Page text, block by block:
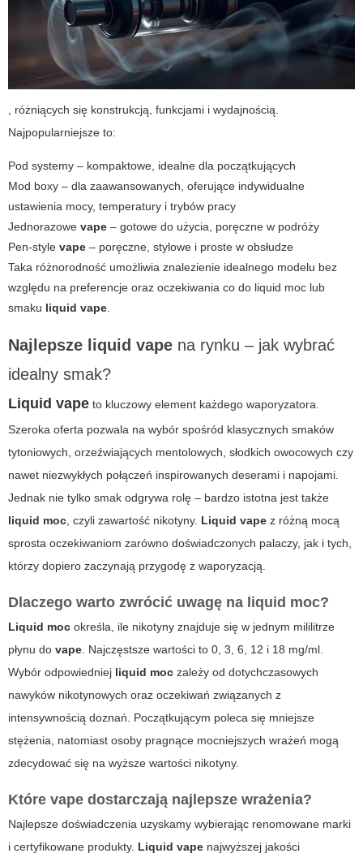
, różniących się konstrukcją, funkcjami i wydajnością.
Najpopularniejsze to:
Pod systemy – kompaktowe, idealne dla początkujących
Mod boxy – dla zaawansowanych, oferujące indywidualne
ustawienia mocy, temperatury i trybów pracy
Jednorazowe vape – gotowe do użycia, poręczne w podróży
Pen-style vape – poręczne, stylowe i proste w obsłudze
Taka różnorodność umożliwia znalezienie idealnego modelu bez
względu na preferencje oraz oczekiwania co do liquid moc lub
smaku liquid vape.
Najlepsze liquid vape na rynku – jak wybrać
idealny smak?
Liquid vape to kluczowy element każdego waporyzatora.
Szeroka oferta pozwala na wybór spośród klasycznych smaków
tytoniowych, orzeźwiających mentolowych, słodkich owocowych czy
nawet niezwykłych połączeń inspirowanych deserami i napojami.
Jednak nie tylko smak odgrywa rolę – bardzo istotna jest także
liquid moc, czyli zawartość nikotyny. Liquid vape z różną mocą
sprosta oczekiwaniom zarówno doświadczonych palaczy, jak i tych,
którzy dopiero zaczynają przygodę z waporyzacją.
Dlaczego warto zwrócić uwagę na liquid moc?
Liquid moc określa, ile nikotyny znajduje się w jednym mililitrze
płynu do vape. Najczęstsze wartości to 0, 3, 6, 12 i 18 mg/ml.
Wybór odpowiedniej liquid moc zależy od dotychczasowych
nawyków nikotynowych oraz oczekiwań związanych z
intensywnością doznań. Początkującym poleca się mniejsze
stężenia, natomiast osoby pragnące mocniejszych wrażeń mogą
zdecydować się na wyższe wartości nikotyny.
Które vape dostarczają najlepsze wrażenia?
Najlepsze doświadczenia uzyskamy wybierając renomowane marki
i certyfikowane produkty. Liquid vape najwyższej jakości